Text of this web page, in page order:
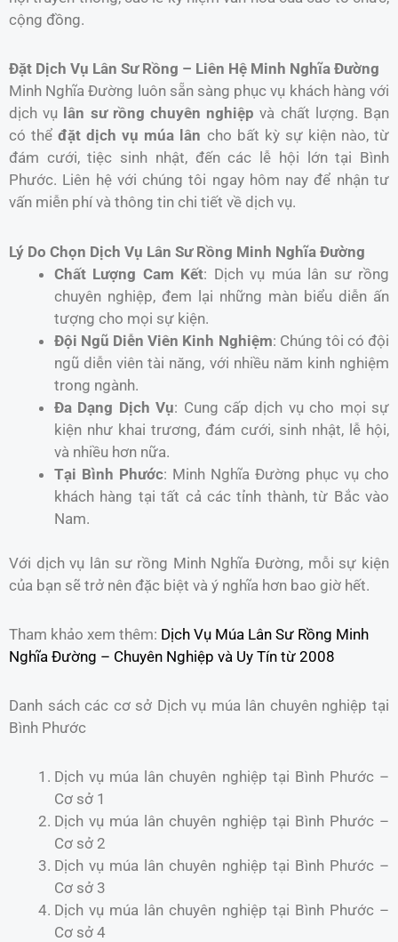
cộng đồng.
Đặt Dịch Vụ Lân Sư Rồng – Liên Hệ Minh Nghĩa Đường
Minh Nghĩa Đường luôn sẵn sàng phục vụ khách hàng với
dịch vụ lân sư rồng chuyên nghiệp và chất lượng. Bạn
có thểđặt dịch vụ múa lân cho bất kỳ sự kiện nào, từ
đám cưới, tiệc sinh nhật, đến các lễ hội lớn tại Bình
Phước. Liên hệ với chúng tôi ngay hôm nay để nhận tư
vấn miễn phí và thông tin chi tiết về dịch vụ.
Lý Do Chọn Dịch Vụ Lân Sư Rồng Minh Nghĩa Đường
Chất Lượng Cam Kết: Dịch vụ múa lân sư rồng
chuyên nghiệp, đem lại những màn biểu diễn ấn
tượng cho mọi sự kiện.
Đội Ngũ Diễn Viên Kinh Nghiệm: Chúng tôi có đội
ngũ diễn viên tài năng, với nhiều năm kinh nghiệm
trong ngành.
Đa Dạng Dịch Vụ: Cung cấp dịch vụ cho mọi sự
kiện như khai trương, đám cưới, sinh nhật, lễ hội,
và nhiều hơn nữa.
Tại Bình Phước: Minh Nghĩa Đường phục vụ cho
khách hàng tại tất cả các tỉnh thành, từ Bắc vào
Nam.
Với dịch vụ lân sư rồng Minh Nghĩa Đường, mỗi sự kiện
của bạn sẽ trở nên đặc biệt và ý nghĩa hơn bao giờ hết.
Tham khảo xem thêm: Dịch Vụ Múa Lân Sư Rồng Minh
Nghĩa Đường – Chuyên Nghiệp và Uy Tín từ 2008
Danh sách các cơ sở Dịch vụ múa lân chuyên nghiệp tại
Bình Phước
Dịch vụ múa lân chuyên nghiệp tại Bình Phước –
Cơ sở 1
Dịch vụ múa lân chuyên nghiệp tại Bình Phước –
Cơ sở 2
Dịch vụ múa lân chuyên nghiệp tại Bình Phước –
Cơ sở 3
Dịch vụ múa lân chuyên nghiệp tại Bình Phước –
Cơ sở 4